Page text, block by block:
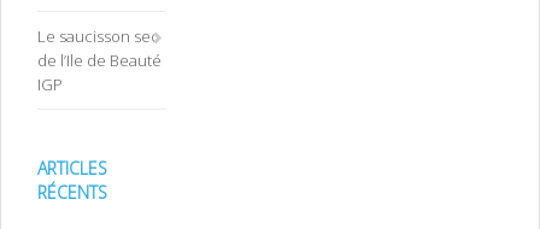
Le saucisson sec
de l’Ile de Beauté
IGP
ARTICLES
RÉCENTS